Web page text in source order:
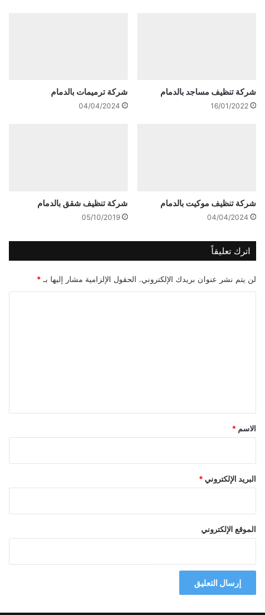
شركة تنظيف مساجد بالدمام
16/01/2022
شركة ترميمات بالدمام
04/04/2024
شركة تنظيف موكيت بالدمام
04/04/2024
شركة تنظيف شقق بالدمام
05/10/2019
اترك تعليقاً
لن يتم نشر عنوان بريدك الإلكتروني. الحقول الإلزامية مشار إليها بـ *
*
الاسم *
البريد الإلكتروني *
الموقع الإلكتروني